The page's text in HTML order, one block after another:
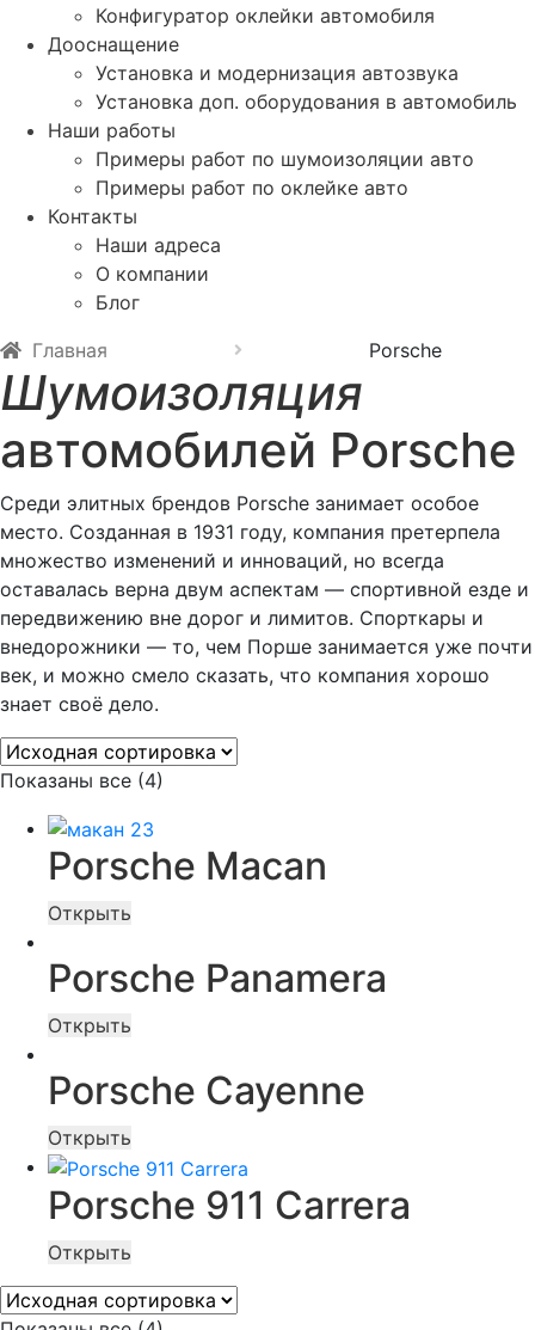
Конфигуратор оклейки автомобиля
Дооснащение
Установка и модернизация автозвука
Установка доп. оборудования в автомобиль
Наши работы
Примеры работ по шумоизоляции авто
Примеры работ по оклейке авто
Контакты
Наши адреса
О компании
Блог
Главная
Porsche
Шумоизоляция
автомобилей Porsche
Среди элитных брендов Porsche занимает особое
место. Созданная в 1931 году, компания претерпела
множество изменений и инноваций, но всегда
оставалась верна двум аспектам — спортивной езде и
передвижению вне дорог и лимитов. Спорткары и
внедорожники — то, чем Порше занимается уже почти
век, и можно смело сказать, что компания хорошо
знает своё дело.
Показаны все (4)
Porsche Macan
Открыть
Porsche Panamera
Открыть
Porsche Cayenne
Открыть
Porsche 911 Carrera
Открыть